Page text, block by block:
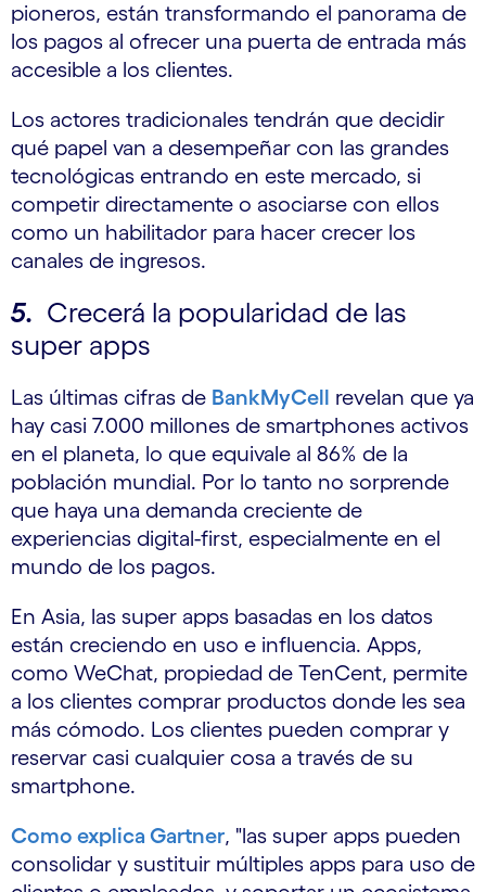
pioneros, están transformando el panorama de
los pagos al ofrecer una puerta de entrada más
accesible a los clientes.
Los actores tradicionales tendrán que decidir
qué papel van a desempeñar con las grandes
tecnológicas entrando en este mercado, si
competir directamente o asociarse con ellos
como un habilitador para hacer crecer los
canales de ingresos.
5. Crecerá la popularidad de las
super apps
Las últimas cifras de BankMyCell revelan que ya
hay casi 7.000 millones de smartphones activos
en el planeta, lo que equivale al 86% de la
población mundial. Por lo tanto no sorprende
que haya una demanda creciente de
experiencias digital-first, especialmente en el
mundo de los pagos.
En Asia, las super apps basadas en los datos
están creciendo en uso e influencia. Apps,
como WeChat, propiedad de TenCent, permite
a los clientes comprar productos donde les sea
más cómodo. Los clientes pueden comprar y
reservar casi cualquier cosa a través de su
smartphone.
Como explica Gartner, "las super apps pueden
consolidar y sustituir múltiples apps para uso de